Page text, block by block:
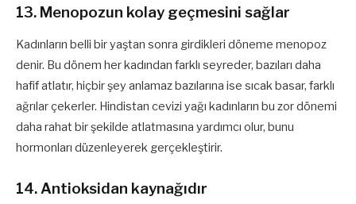
13. Menopozun kolay geçmesini sağlar
Kadınların belli bir yaştan sonra girdikleri döneme menopoz
denir. Bu dönem her kadından farklı seyreder, bazıları daha
hafif atlatır, hiçbir şey anlamaz bazılarına ise sıcak basar, farklı
ağrılar çekerler. Hindistan cevizi yağı kadınların bu zor dönemi
daha rahat bir şekilde atlatmasına yardımcı olur, bunu
hormonları düzenleyerek gerçekleştirir.
14. Antioksidan kaynağıdır